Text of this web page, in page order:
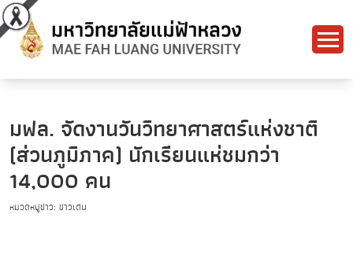
มฟล. จัดงานวันวิทยาศาสตร์แห่งชาติ
(ส่วนภูมิภาค) นักเรียนแห่ชมกว่า
14,000 คน
หมวดหมู่ข่าว: ข่าวเด่น